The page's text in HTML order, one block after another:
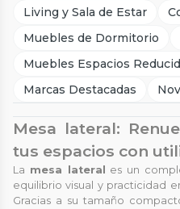
Living y Sala de Estar
Muebles de Dormitorio
Muebles Espacios
Marcas Destacadas
Mesa lateral:
tus espacios con
La mesa lateral
es un
equilibrio visual y practicidad
Gracias a su tamaño